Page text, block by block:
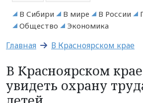
В Сибири В мире В России
Общество
Экономика
Главная В Красноярском крае
В Красноярском
увидеть охрану